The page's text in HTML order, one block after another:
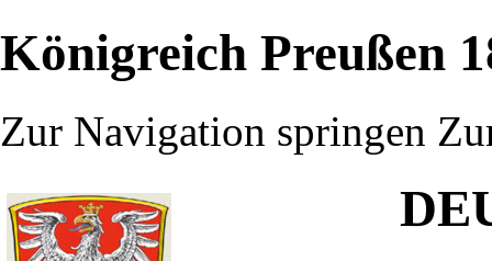
Königreich Preußen
Zur Navigation springen